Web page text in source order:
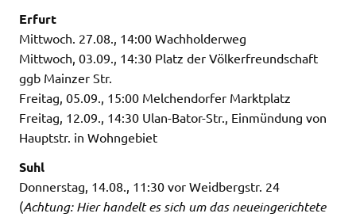
Erfurt
Mittwoch. 27.08., 14:00 Wachholderweg
Mittwoch, 03.09., 14:30 Platz der Völkerfreundschaft
ggb Mainzer Str.
Freitag, 05.09., 15:00 Melchendorfer Marktplatz
Freitag, 12.09., 14:30 Ulan-Bator-Str., Einmündung von
Hauptstr. in Wohngebiet
Suhl
Donnerstag, 14.08., 11:30 vor Weidbergstr. 24
(Achtung: Hier handelt es sich um das neueingerichtete